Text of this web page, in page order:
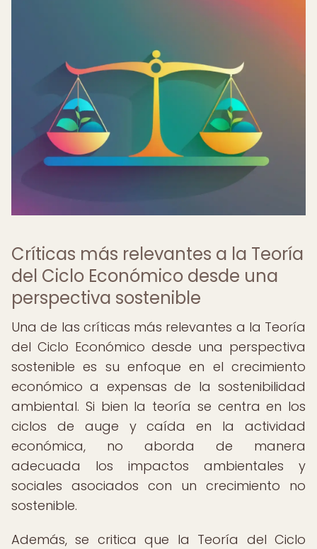
Críticas más relevantes a la Teoría
del Ciclo Económico desde una
perspectiva sostenible
Una de las críticas más relevantes a la Teoría
del Ciclo Económico desde una perspectiva
sostenible es su enfoque en el crecimiento
económico a expensas de la sostenibilidad
ambiental. Si bien la teoría se centra en los
ciclos de auge y caída en la actividad
económica, no aborda de manera
adecuada los impactos ambientales y
sociales asociados con un crecimiento no
sostenible.
Además, se critica que la Teoría del Ciclo